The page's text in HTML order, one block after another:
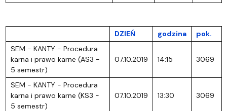
DZIEŃ godzina
pok.
SEM - KANTY - Procedura
karna i prawo karne (AS3 -
5 semestr)
07.10.2019 14:15 3069
SEM - KANTY - Procedura
karna i prawo karne (KS3 -
5 semestr)
07.10.2019 13:30 3069